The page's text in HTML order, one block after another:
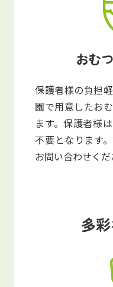
おむ
保護者様の負担
園で用意したお
ます。保護者様
不要となります
お問い合わせくだ
多